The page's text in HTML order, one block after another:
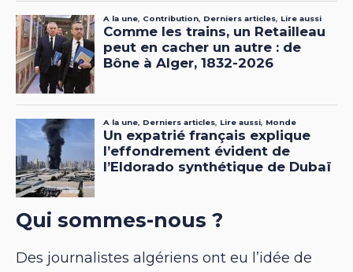
Qui sommes-nous ?
Des journalistes algériens ont eu l’idée de